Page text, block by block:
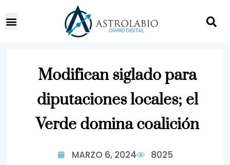
Modifican siglado para
diputaciones locales; el
Verde domina coalición
MARZO 6, 2024 8025